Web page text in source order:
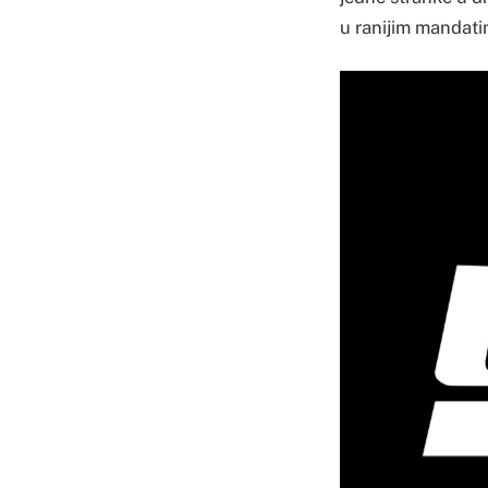
u ranijim